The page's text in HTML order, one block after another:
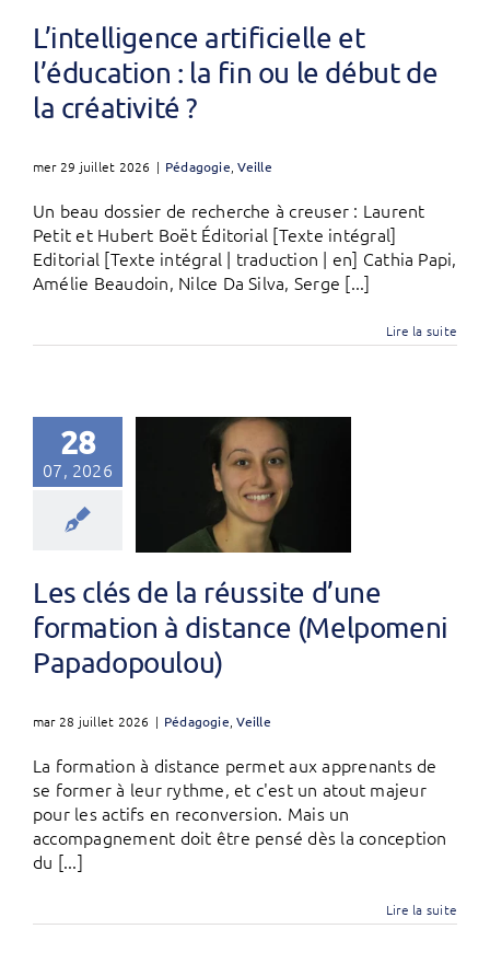
L’intelligence artificielle et
l’éducation : la fin ou le début de
la créativité ?
mer 29 juillet 2026 | Pédagogie ,Veille
Un beau dossier de recherche à creuser : Laurent
Petit et Hubert Boët Éditorial [Texte intégral]
Editorial [Texte intégral | traduction | en] Cathia Papi,
Amélie Beaudoin, Nilce Da Silva, Serge [...]
Lire la suite
28
07, 2026
Les clés de la réussite d’une
formation à distance (Melpomeni
Papadopoulou)
mar 28 juillet 2026 | Pédagogie ,Veille
La formation à distance permet aux apprenants de
se former à leur rythme, et c'est un atout majeur
pour les actifs en reconversion. Mais un
accompagnement doit être pensé dès la conception
du [...]
Lire la suite